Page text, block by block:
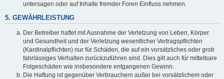
untersagen oder auf Inhalte fremder Foren Einfluss nehmen.
5. GEWÄHRLEISTUNG
Der Betreiber haftet mit Ausnahme der Verletzung von Leben, Körper
und Gesundheit und der Verletzung wesentlicher Vertragspflichten
(Kardinalpflichten) nur für Schäden, die auf ein vorsätzliches oder grob
fahrlässiges Verhalten zurückzuführen sind. Dies gilt auch für mittelbare
Folgeschäden wie insbesondere entgangenen Gewinn.
Die Haftung ist gegenüber Verbrauchern außer bei vorsätzlichem oder